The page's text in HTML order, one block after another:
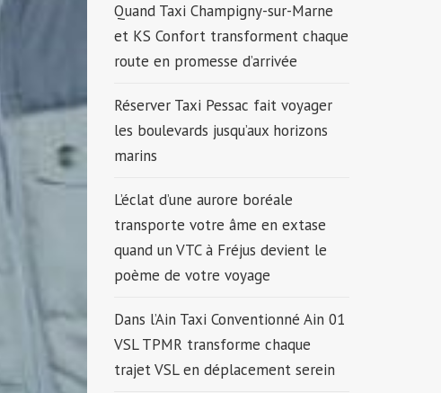
Quand Taxi Champigny-sur-Marne
et KS Confort transforment chaque
route en promesse d’arrivée
Réserver Taxi Pessac fait voyager
les boulevards jusqu’aux horizons
marins
L’éclat d’une aurore boréale
transporte votre âme en extase
quand un VTC à Fréjus devient le
poème de votre voyage
Dans l’Ain Taxi Conventionné Ain 01
VSL TPMR transforme chaque
trajet VSL en déplacement serein